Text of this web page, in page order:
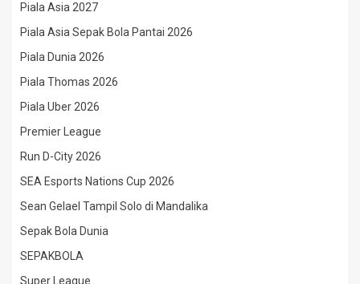
Piala Asia 2027
Piala Asia Sepak Bola Pantai 2026
Piala Dunia 2026
Piala Thomas 2026
Piala Uber 2026
Premier League
Run D-City 2026
SEA Esports Nations Cup 2026
Sean Gelael Tampil Solo di Mandalika
Sepak Bola Dunia
SEPAKBOLA
Super League